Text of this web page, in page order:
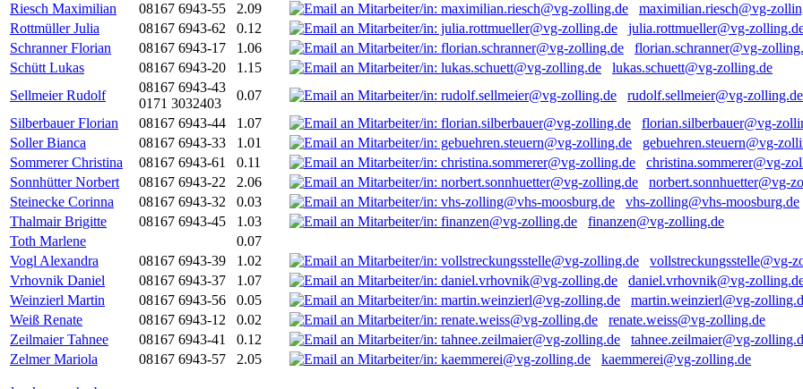
Riesch Maximilian
08167 6943-55 2.09
maximilian.riesch@vg-
Rottmüller Julia
08167 6943-62 0.12
julia.rottmueller@vg-
Schranner Florian
08167 6943-17 1.06
florian.schranner@vg-
Schütt Lukas
08167 6943-20 1.15
lukas.schuett@vg-zolling.de
Sellmeier Rudolf
08167 6943-43
0171 3032403
0.07
rudolf.sellmeier@vg-zolling.de
Silberbauer Florian
08167 6943-44 1.07
florian.silberbauer@vg-
Soller Bianca
08167 6943-33 1.01
gebuehren.steuern@vg-
Sommerer Christina
08167 6943-61 0.11
christina.sommerer@vg-
Sonnhütter Norbert
08167 6943-22 2.06
norbert.sonnhuetter@vg-
Steinecke Corinna
08167 6943-32 0.03
vhs-zolling@vhs-moosburg.de
Thalmair Brigitte
08167 6943-45 1.03
finanzen@vg-zolling.de
Toth Marlene
0.07
Vogl Alexandra
08167 6943-39 1.02
vollstreckungsstelle@vg-
Vrhovnik Daniel
08167 6943-37 1.07
daniel.vrhovnik@vg-
Weinzierl Martin
08167 6943-56 0.05
martin.weinzierl@vg-
Weiß Renate
08167 6943-12 0.02
renate.weiss@vg-zolling.de
Zeilmaier Tahnee
08167 6943-41 0.12
tahnee.zeilmaier@vg-
Zelmer Mariola
08167 6943-57 2.05 kaemmerei@vg-zolling.de